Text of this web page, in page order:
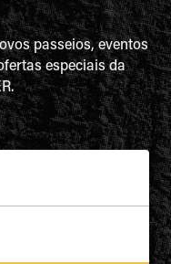
passeios, eventos
especiais da